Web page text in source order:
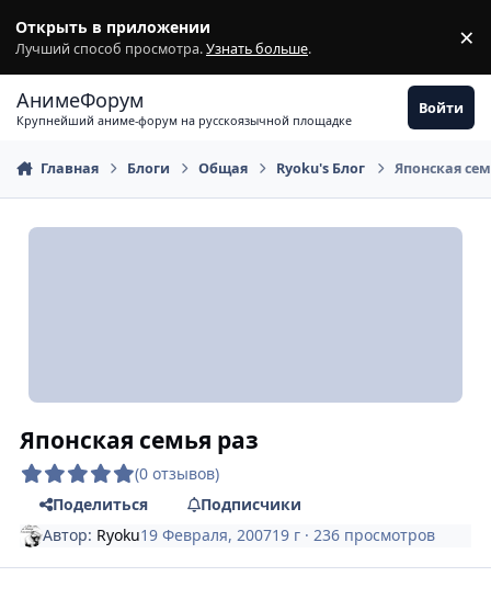
Открыть в приложении
Лучший способ просмотра.Узнать больше. ×
АнимеФорум
Крупнейший аниме-форум на русскоязычной площадке
Войти
Главная Блоги Общая Ryoku's Блог Японская
Японская семья раз
(0 отзывов)
Поделиться
Подписчики
Автор: Ryoku19 Февраля, 200719 г · 236 просмотров